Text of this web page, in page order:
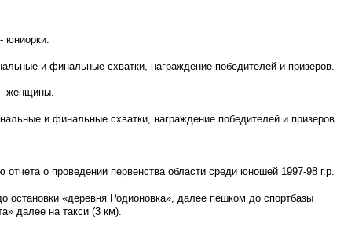
юниорки.
и финальные схватки, награждение победителей и призеров.
- женщины.
и финальные схватки, награждение победителей и призеров.
о проведении первенства области среди юношей 1997-98 г.р.
«деревня Родионовка», далее пешком до спортбазы
далее на такси (3 км).